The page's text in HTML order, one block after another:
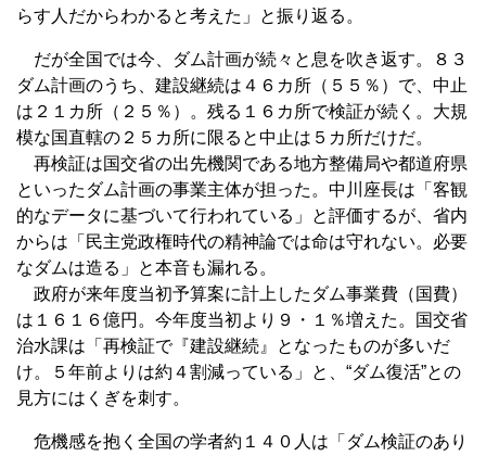
らす人だからわかると考えた」と振り返る。
だが全国では今、ダム計画が続々と息を吹き返す。８３
ダム計画のうち、建設継続は４６カ所（５５％）で、中止
は２１カ所（２５％）。残る１６カ所で検証が続く。大規
模な国直轄の２５カ所に限ると中止は５カ所だけだ。
再検証は国交省の出先機関である地方整備局や都道府県
といったダム計画の事業主体が担った。中川座長は「客観
的なデータに基づいて行われている」と評価するが、省内
からは「民主党政権時代の精神論では命は守れない。必要
なダムは造る」と本音も漏れる。
政府が来年度当初予算案に計上したダム事業費（国費）
は１６１６億円。今年度当初より９・１％増えた。国交省
治水課は「再検証で『建設継続』となったものが多いだ
け。５年前よりは約４割減っている」と、“ダム復活”との
見方にはくぎを刺す。
危機感を抱く全国の学者約１４０人は「ダム検証のあり